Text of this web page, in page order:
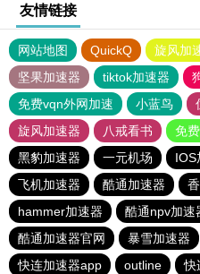
友情链接
网站地图 QuickQ 旋风加
坚果加速器
tiktok加速器
免费vqn外网加速
小蓝鸟
旋风加速器
八戒看书
免
黑豹加速器
一元机场 IOS
飞机加速器
酷通加速器
hammer加速器
酷通npv加速
酷通加速器官网
暴雪加速器
快连加速器app
outline 快